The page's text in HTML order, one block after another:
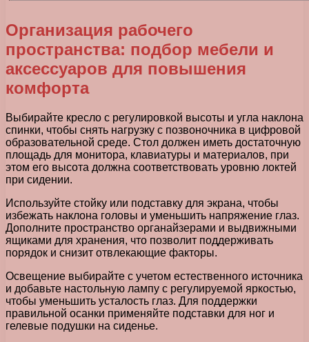
Организация рабочего
пространства: подбор мебели и
аксессуаров для повышения
комфорта
Выбирайте кресло с регулировкой высоты и угла наклона
спинки, чтобы снять нагрузку с позвоночника в цифровой
образовательной среде. Стол должен иметь достаточную
площадь для монитора, клавиатуры и материалов, при
этом его высота должна соответствовать уровню локтей
при сидении.
Используйте стойку или подставку для экрана, чтобы
избежать наклона головы и уменьшить напряжение глаз.
Дополните пространство органайзерами и выдвижными
ящиками для хранения, что позволит поддерживать
порядок и снизит отвлекающие факторы.
Освещение выбирайте с учетом естественного источника
и добавьте настольную лампу с регулируемой яркостью,
чтобы уменьшить усталость глаз. Для поддержки
правильной осанки применяйте подставки для ног и
гелевые подушки на сиденье.